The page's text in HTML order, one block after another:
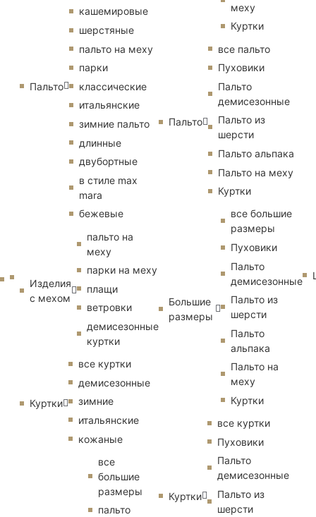
Пальто
кашемировые
шерстяные
пальто на меху
парки
классические
итальянские
зимние пальто
длинные
двубортные
в стиле max
mara
бежевые
Изделия
с мехом
пальто на
меху
парки на меху
плащи
ветровки
демисезонные
куртки
Куртки
все куртки
демисезонные
зимние
итальянские
кожаные
все
большие
размеры
пальто
меху
Куртки
Пальто
все пальто
Пуховики
Пальто
демисезонные
Пальто из
шерсти
Пальто альпака
Пальто на меху
Куртки
Большие
размеры
все большие
размеры
Пуховики
Пальто
демисезонные
Пальто из
шерсти
Пальто
альпака
Пальто на
меху
Куртки
Куртки
все куртки
Пуховики
Пальто
демисезонные
Пальто из
шерсти